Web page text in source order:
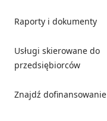
Raporty i dokumenty
Usługi skierowane do
przedsiębiorców
Znajdź dofinansowanie